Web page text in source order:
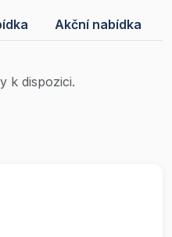
Akční nabídka
k dispozici.